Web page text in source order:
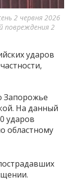
2 червня 2026
повреждения 2
ударов
Запорожье
На данный
ударов
областному